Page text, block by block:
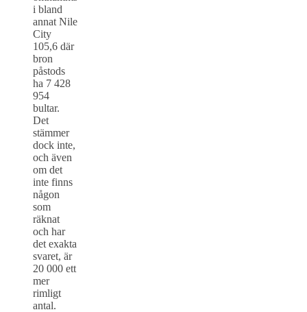
i bland
annat Nile
City
105,6 där
bron
påstods
ha 7 428
954
bultar.
Det
stämmer
dock inte,
och även
om det
inte finns
någon
som
räknat
och har
det exakta
svaret, är
20 000 ett
mer
rimligt
antal.